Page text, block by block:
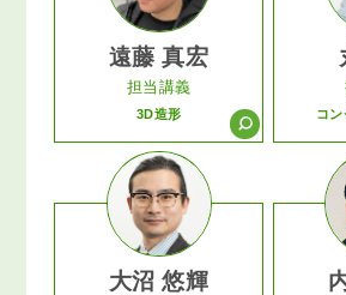
遠藤 真宏
担当講義
3D造形 コ
大沼 悠輝